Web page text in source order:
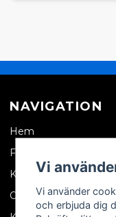
NAVIGATION
Hem
Företagskund
Kontakta oss
Om oss
Vi
Vi använder
och erbjuda dig